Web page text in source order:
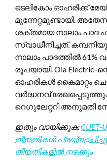
ടെലികോം ഓഹരിക്ക്
മുന്നേറ്റമുണ്ടായി.
ശക്തമായ നാലാം പാദ
സ്വാധീനിച്ചത്.
നാലാം പാദത്തിൽ 61%
രൂപയായി. Ola Electric-
ഓഹരികൾ കൈമാറ്റം
വർദ്ധനവ്
റെഗുലേറ്ററി അനുമതി
ഇതും വായിക്കുക:
തീയതികൾ
തീയതികളിൽ നടക്കും